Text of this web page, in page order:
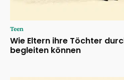
Teen
Wie Eltern ihre Töchter
begleiten können